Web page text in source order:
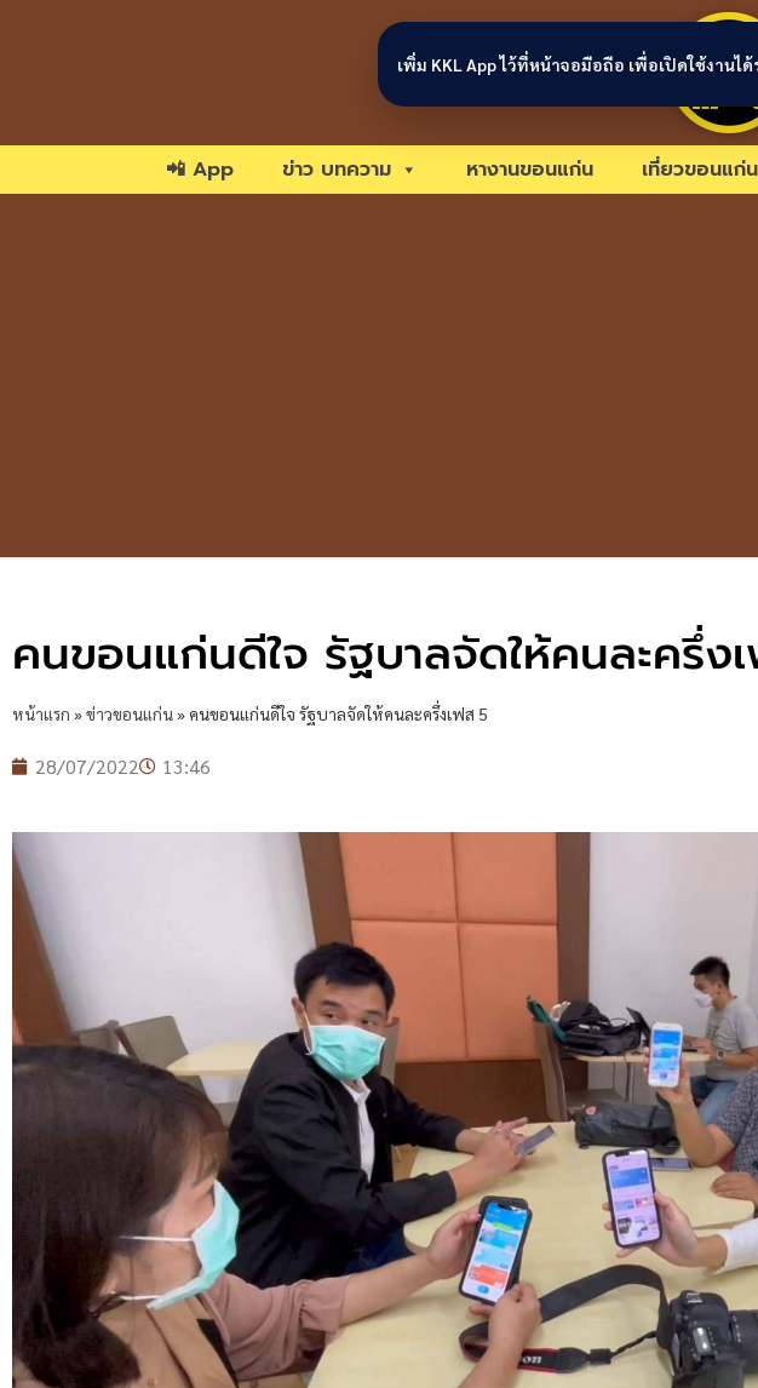
📲 App ข่าว บทความ หางานขอนแก่น เที่ยวขอนแก่น
คนขอนแก่นดีใจ รัฐบาลจัดให้คนละครึ่ง
หน้าแรก »ข่าวขอนแก่น» คนขอนแก่นดีใจ รัฐบาลจัดให้คนละครึ่งเฟส 5
28/07/2022 13:46
เพิ่ม KKL App ไว้ที่หน้าจอมือถือ เพื่อเปิดใช้งานไ